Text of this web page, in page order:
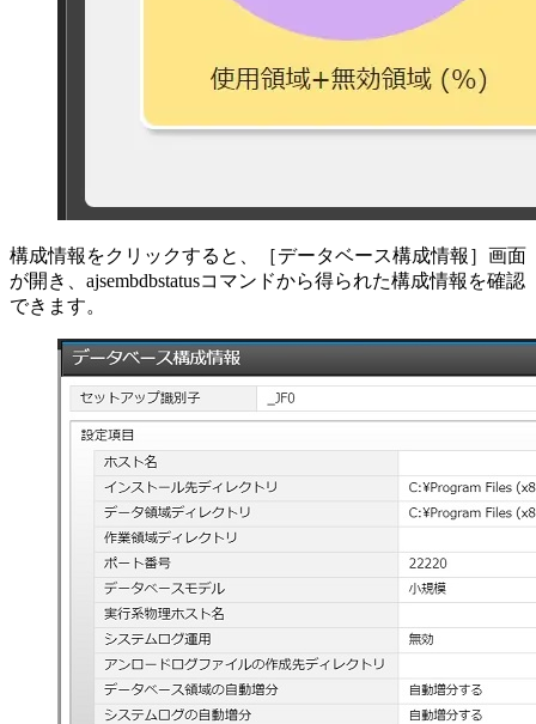
構成情報をクリックすると、［データベース構成情報］画面
が開き、ajsembdbstatusコマンドから得られた構成情報を確認
できます。